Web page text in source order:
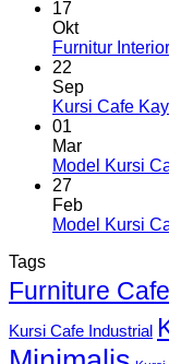
17
Okt
Furnitur
22
Sep
Kursi Cafe
01
Mar
Model Kursi
27
Feb
Model Kursi
Tags
Furniture Cafe
Kursi Cafe Industrial